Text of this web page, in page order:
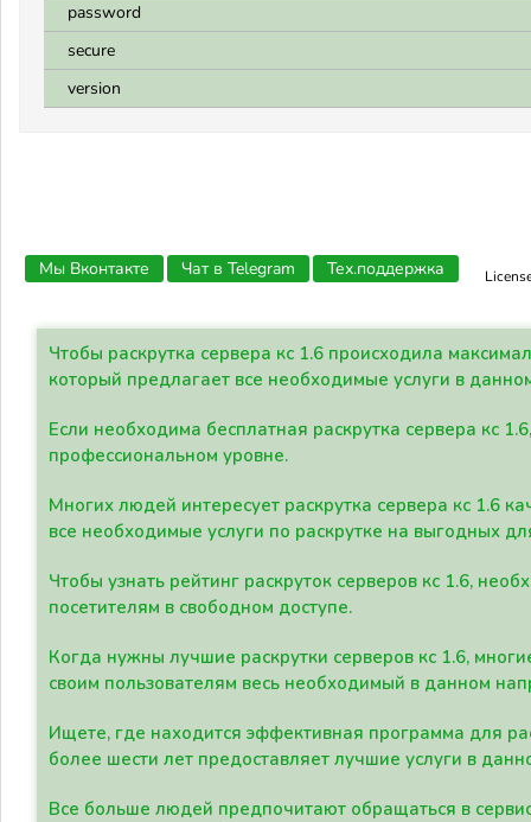
password
secure
version
Мы Вконтакте Чат в Telegram Тех.поддержка
Чтобы раскрутка сервера кс 1.6 происходила
который предлагает все необходимые услуги в
Если необходима бесплатная раскрутка сервера кс
профессиональном уровне.
Многих людей интересует раскрутка сервера кс 1.6
все необходимые услуги по раскрутке на выгодных
Чтобы узнать рейтинг раскруток серверов кс 1.6,
посетителям в свободном доступе.
Когда нужны лучшие раскрутки серверов кс 1.6,
своим пользователям весь необходимый в данном
Ищете, где находится эффективная программа для
более шести лет предоставляет лучшие услуги в
Все больше людей предпочитают обращаться в